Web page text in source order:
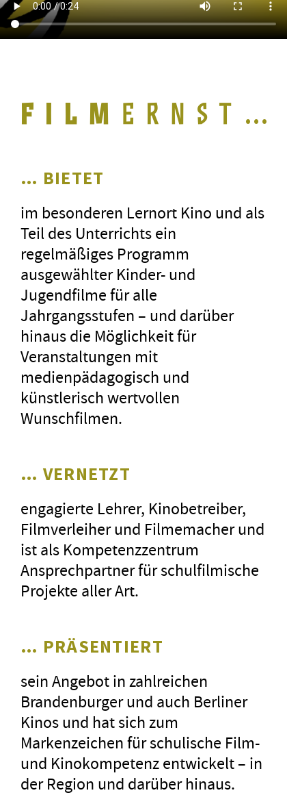
…
… BIETET
im besonderen Lernort Kino und als
Teil des Unterrichts ein
regelmäßiges Programm
ausgewählter Kinder- und
Jugendfilme für alle
Jahrgangsstufen – und darüber
hinaus die Möglichkeit für
Veranstaltungen mit
medienpädagogisch und
künstlerisch wertvollen
Wunschfilmen.
… VERNETZT
engagierte Lehrer, Kinobetreiber,
Filmverleiher und Filmemacher und
ist als Kompetenzzentrum
Ansprechpartner für schulfilmische
Projekte aller Art.
… PRÄSENTIERT
sein Angebot in zahlreichen
Brandenburger und auch Berliner
Kinos und hat sich zum
Markenzeichen für schulische Film-
und Kinokompetenz entwickelt – in
der Region und darüber hinaus.